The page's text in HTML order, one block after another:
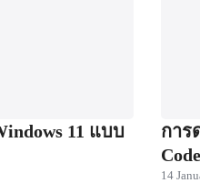
11 แบบ
การ
Code
14